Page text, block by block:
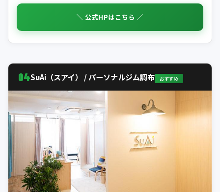
＼ 公式HPはこちら ／
04SuAi（スアイ） / パーソナルジム調布 おすすめ